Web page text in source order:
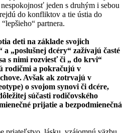
jeden s druhým i sebou
do konfliktov a tie ústia do
partnera.
deti na základe svojich
a „poslušnej dcéry“ zažívajú časté
s nimi rozviesť či „ do krvi“
rodičmi a pokračujú v
Avšak ak zotrvajú v
o svojom synovi či dcére,
súčasti rodičovského
prijatie a bezpodmienečná